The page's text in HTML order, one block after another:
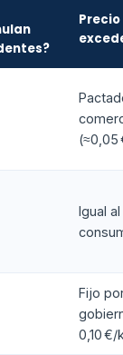
(≈0,05
Igual
Fijo
0,10 €/